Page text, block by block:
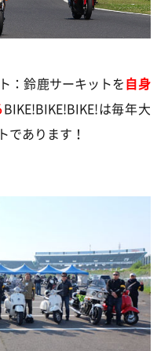
：鈴鹿サーキットを自身
BIKE!BIKE!BIKE!は毎年大
であります！